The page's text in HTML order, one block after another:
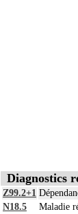
Diagnostics
Z99.2+1
N18.5
Maladie